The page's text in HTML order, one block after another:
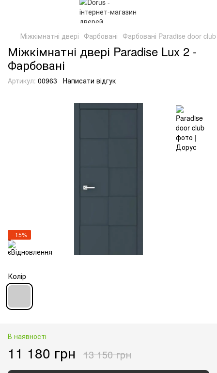
Міжкімнатні двері Фарбовані Фарбовані Paradise door club
Міжкімнатні двері Paradise Lux 2 -
Фарбовані
Артикул: 00963 Написати відгук
−15%
Колір
В наявності
11 180 грн 13 150 грн